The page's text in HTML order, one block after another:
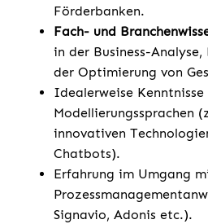
Förderbanken.
Fach- und
in der Business-
der Optimierung von
Idealerweise Kenntnisse
Modellierungssprachen
innovativen
Chatbots).
Erfahrung im Umgang
Signavio, Adonis etc.).